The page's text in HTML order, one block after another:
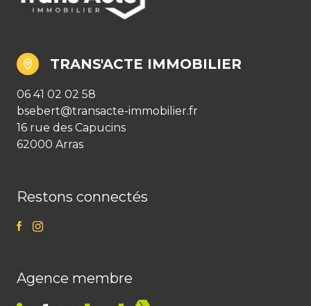
TRANS'ACTE IMMOBILIER
06 41 02 02 58
bsebert@transacte-immobilier.fr
16 rue des Capucins
62000 Arras
Restons connectés
Agence membre